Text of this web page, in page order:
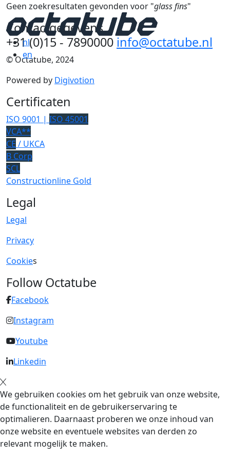
nl
en
Geen zoekresultaten gevonden voor "glass fins"
Contactgegevens
+31 (0)15 - 7890000 info@octatube.nl
© Octatube, 2024
Powered by Digivotion
Certificaten
ISO 9001 | ISO 45001
VCA**
CE / UKCA
B Corp
SCL
Constructionline Gold
Legal
Legal
Privacy
Cookies
Follow Octatube
Facebook
Instagram
Youtube
Linkedin
We gebruiken cookies om het gebruik van onze website,
de functionaliteit en de gebruikerservaring te
optimalieren. Daarnaast proberen we onze inhoud van
onze website en eventuele websites van derden zo
relevant mogelijk te maken.